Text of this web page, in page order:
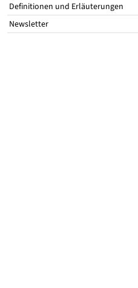
Definitionen und Erläuterungen
Newsletter